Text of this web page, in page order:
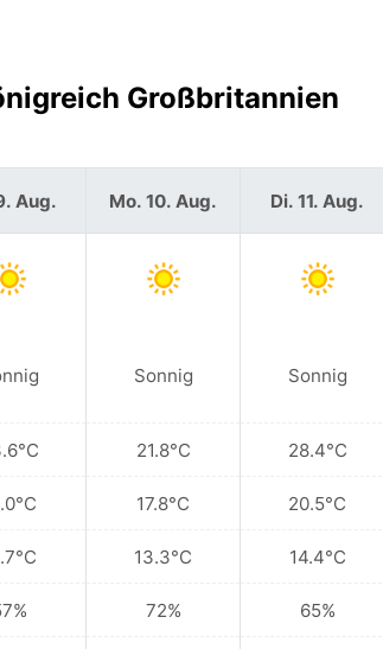
Großbritannien
Aug. Mo. 10. Aug.
Sonnig
21.8°C
17.8°C
13.3°C
72%
Di. 11. Aug.
Sonnig
28.4°C
20.5°C
14.4°C
65%